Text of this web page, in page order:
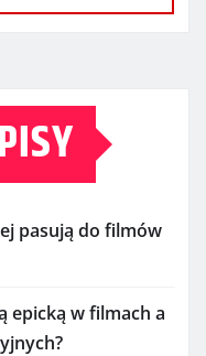
pasują do filmów
epicką w filmach a